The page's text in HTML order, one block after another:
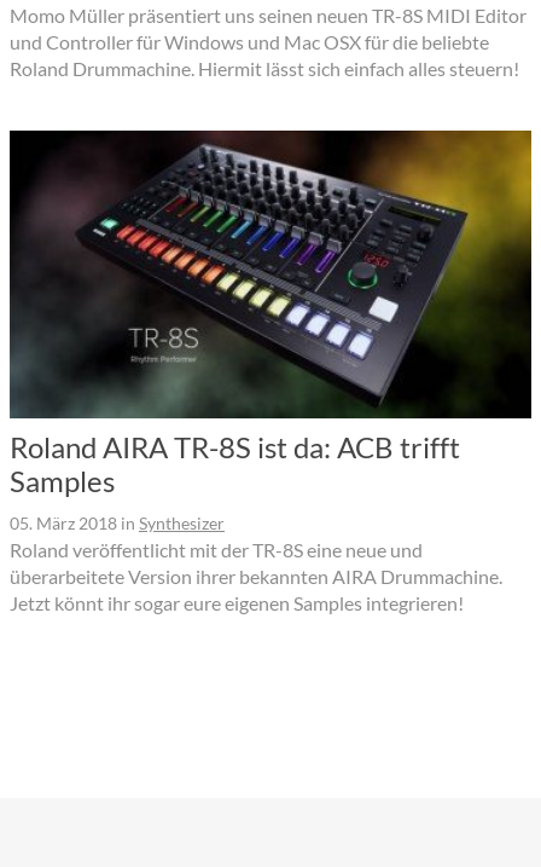
Momo Müller präsentiert uns seinen neuen TR-8S MIDI Editor
und Controller für Windows und Mac OSX für die beliebte
Roland Drummachine. Hiermit lässt sich einfach alles steuern!
Roland AIRA TR-8S ist da: ACB trifft
Samples
05. März 2018 in Synthesizer
Roland veröffentlicht mit der TR-8S eine neue und
überarbeitete Version ihrer bekannten AIRA Drummachine.
Jetzt könnt ihr sogar eure eigenen Samples integrieren!